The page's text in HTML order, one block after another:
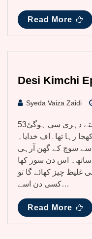
Read More
Desi Kimchi
Syeda Vaiza Zaidi
53باہر نکلتے فاطمہ ہنستے ہنستے دہری سی ہوگئ
رہا تھا۔اف خدایا۔
اسے سوچ کے گھن آرہی
ساتھ۔ اس دن سور کھا
غلیظ چیز کھائے گا تو
کسی دن اسے…
Read More